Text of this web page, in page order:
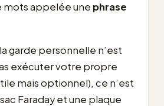
mots appelée une phrase
garde personnelle n’est
exécuter votre propre
mais optionnel), ce n’est
Faraday et une plaque